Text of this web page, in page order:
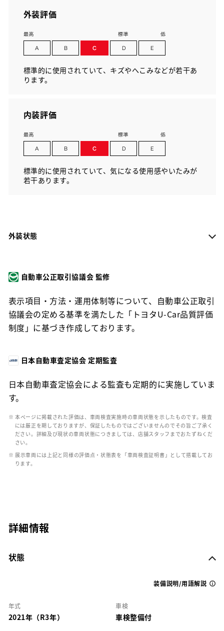
外装評価
標準的に使用されていて、キズやへこみなどが若干あ
ります。
内装評価
標準的に使用されていて、気になる使用感やいたみが
若干あります。
外装状態
自動車公正取引協議会 監修
表示項目・方法・運用体制等について、自動車公正取引
協議会の定める基準を満たした「トヨタU-Car品質評価
制度」に基づき作成しております。
日本自動車査定協会 定期監査
日本自動車査定協会による監査も定期的に実施していま
す。
※ 本ページに掲載された評価は、車両検査実施時の車両状態を示したものです。検査
には厳正を期しておりますが、保証したものではございませんのでその旨ご了承く
ださい。詳細及び現状の車両状態につきましては、店舗スタッフまでおたずねくだ
さい。
※ 展示車両には上記と同様の評価点・状態表を「車両検査証明書」として搭載してお
ります。
詳細情報
状態
装備説明/用語解説
年式
2021年（R3年）
車検
車検整備付